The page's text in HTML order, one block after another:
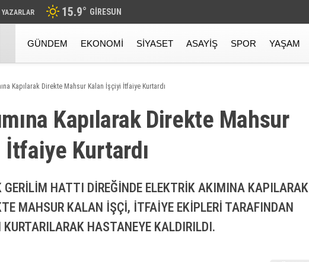
YAZARLAR 15.9° GIRESUN
GÜNDEM EKONOMI SIYASET ASAYIŞ SPOR YAŞAM
Kapılarak Di̇rekte Mahsur Kalan İşçi̇yi̇ İtfai̇ye Kurtardı
Kapılarak Di̇rekte Mahsur
Kurtardı
GERİLİM HATTI DİREĞİNDE ELEKTRİK AKIMINA KAPILARAK
MAHSUR KALAN İŞÇİ, İTFAİYE EKİPLERİ TARAFINDAN
KURTARILARAK HASTANEYE KALDIRILDI.